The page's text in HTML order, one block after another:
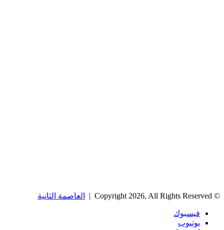
© Copyright 2026, All Rights Reserved | العاصمة الثانية
فيسبوك
يوتيوب